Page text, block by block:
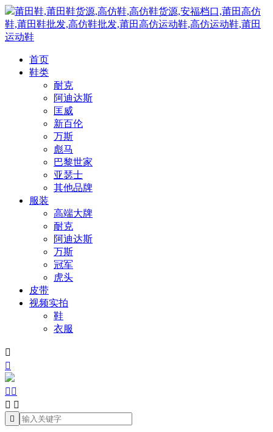
莆田鞋,莆田鞋货源,高仿鞋,高仿鞋货源,安福档口,莆田高仿
鞋,莆田鞋批发,高仿鞋批发,莆田高仿运动鞋,高仿运动鞋,莆田
运动鞋
首页
鞋类
耐克
阿迪达斯
匡威
新百伦
万斯
彪马
巴黎世家
亚瑟士
其他品牌
服装
高端大牌
耐克
阿迪达斯
万斯
冠军
虎头
皮带
视频实拍
鞋
衣服


 
 
